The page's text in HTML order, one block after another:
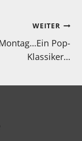
WEITER
Pop-
Klassiker…